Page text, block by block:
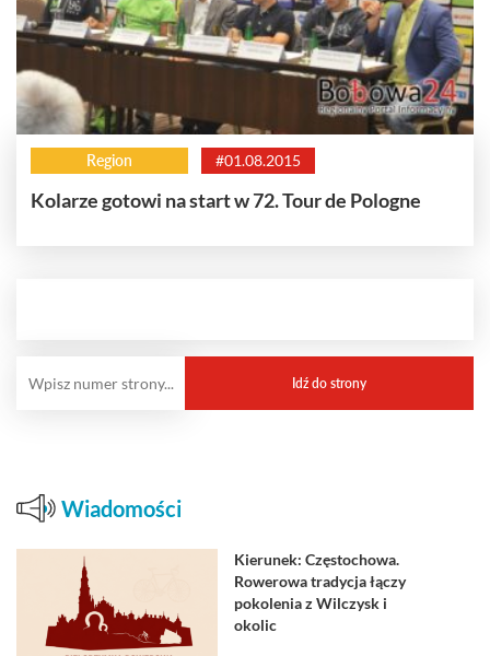
Region #01.08.2015
Kolarze gotowi na start w 72. Tour de Pologne
Wiadomości
Kierunek: Częstochowa.
Rowerowa tradycja łączy
pokolenia z Wilczysk i
okolic